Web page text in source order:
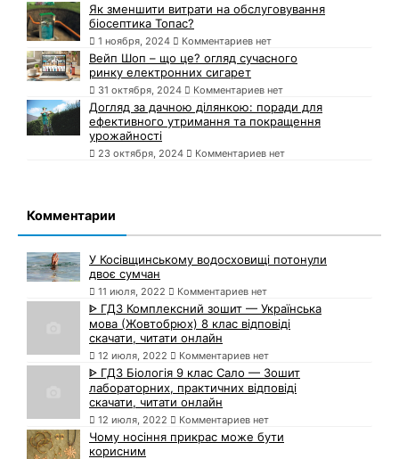
Як зменшити витрати на обслуговування
біосептика Топас?
1 ноября, 2024 Комментариев нет
Вейп Шоп – що це? огляд сучасного
ринку електронних сигарет
31 октября, 2024 Комментариев нет
Догляд за дачною ділянкою: поради для
ефективного утримання та покращення
урожайності
23 октября, 2024 Комментариев нет
Комментарии
У Косівщинському водосховищі потонули
двоє сумчан
11 июля, 2022 Комментариев нет
ᐈ ГДЗ Комплексний зошит — Українська
мова (Жовтобрюх) 8 клас відповіді
скачати, читати онлайн
12 июля, 2022 Комментариев нет
ᐈ ГДЗ Біологія 9 клас Сало — Зошит
лабораторних, практичних відповіді
скачати, читати онлайн
12 июля, 2022 Комментариев нет
Чому носіння прикрас може бути
корисним